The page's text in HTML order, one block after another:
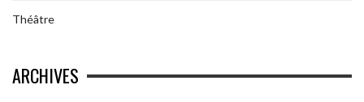
Théâtre
ARCHIVES